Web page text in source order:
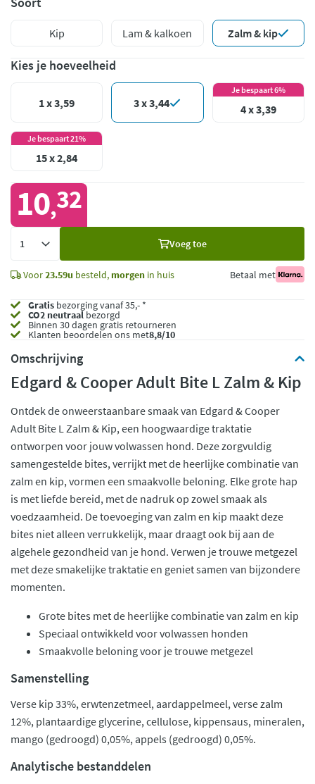
Kip Lam & kalkoen Zalm & kip
Kies je hoeveelheid
1 x 3,59 3 x 3,44
Je bespaart 6%
4 x 3,39
Je bespaart 21%
15 x 2,84
10,32
Voeg toe
Voor23.59u besteld, morgen in huis Betaal met
Gratis bezorging vanaf 35,- *
CO2 neutraalbezorgd
Binnen 30 dagen gratis retourneren
Klanten beoordelen ons met8,8/10
Omschrijving
Edgard & Cooper Adult Bite L Zalm & Kip
Ontdek de onweerstaanbare smaak van Edgard & Cooper
Adult Bite L Zalm & Kip, een hoogwaardige traktatie
ontworpen voor jouw volwassen hond. Deze zorgvuldig
samengestelde bites, verrijkt met de heerlijke combinatie van
zalm en kip, vormen een smaakvolle beloning. Elke grote hap
is met liefde bereid, met de nadruk op zowel smaak als
voedzaamheid. De toevoeging van zalm en kip maakt deze
bites niet alleen verrukkelijk, maar draagt ook bij aan de
algehele gezondheid van je hond. Verwen je trouwe metgezel
met deze smakelijke traktatie en geniet samen van bijzondere
momenten.
Grote bites met de heerlijke combinatie van zalm en kip
Speciaal ontwikkeld voor volwassen honden
Smaakvolle beloning voor je trouwe metgezel
Samenstelling
Verse kip 33%, erwtenzetmeel, aardappelmeel, verse zalm
12%, plantaardige glycerine, cellulose, kippensaus, mineralen,
mango (gedroogd) 0,05%, appels (gedroogd) 0,05%.
Analytische bestanddelen